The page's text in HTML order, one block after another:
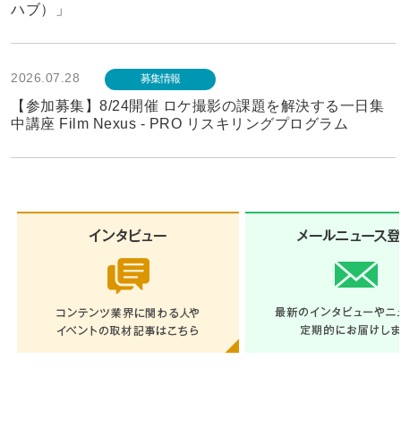
ハブ）」
2026.07.28 募集情報
【参加募集】8/24開催 ロケ撮影の課題を解決する一日集
中講座 Film Nexus - PRO リスキリングプログラム